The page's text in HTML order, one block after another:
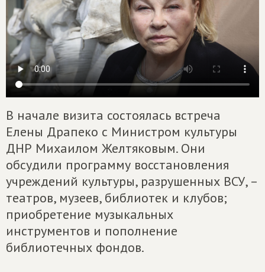
В начале визита состоялась встреча
Елены Драпеко с Министром культуры
ДНР Михаилом Желтяковым. Они
обсудили программу восстановления
учреждений культуры, разрушенных ВСУ, –
театров, музеев, библиотек и клубов;
приобретение музыкальных
инструментов и пополнение
библиотечных фондов.